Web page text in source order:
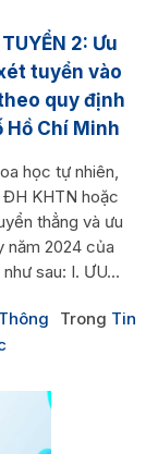
2: Ưu
tuyển vào
quy định
Hồ Chí Minh
học tự nhiên,
KHTN hoặc
thẳng và ưu
năm 2024 của
sau: I. ƯU...
Trong Tin